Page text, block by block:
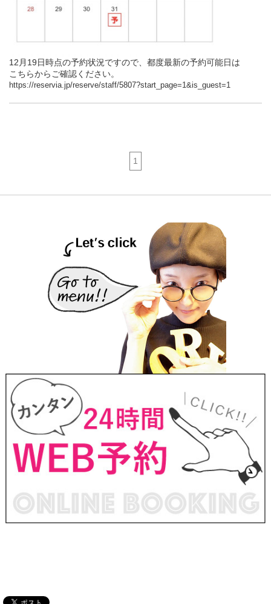
12月19日時点の予約状況ですので、都度最新の予約可能日は
こちらからご確認ください。
https://reservia.jp/reserve/staff/5807?start_page=1&is_guest=1
1